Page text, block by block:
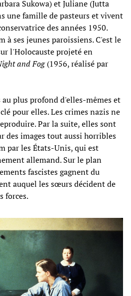
Sukowa) et Juliane (Jutta
une famille de pasteurs et vivent
des années 1950.
à ses jeunes paroissiens. C'est le
l'Holocauste projeté en
and Fog(1956, réalisé par
plus profond d'elles-mêmes et
pour elles. Les crimes nazis ne
Par la suite, elles sont
des images tout aussi horribles
par les États-Unis, qui est
allemand. Sur le plan
fascistes gagnent du
auquel les sœurs décident de
forces.